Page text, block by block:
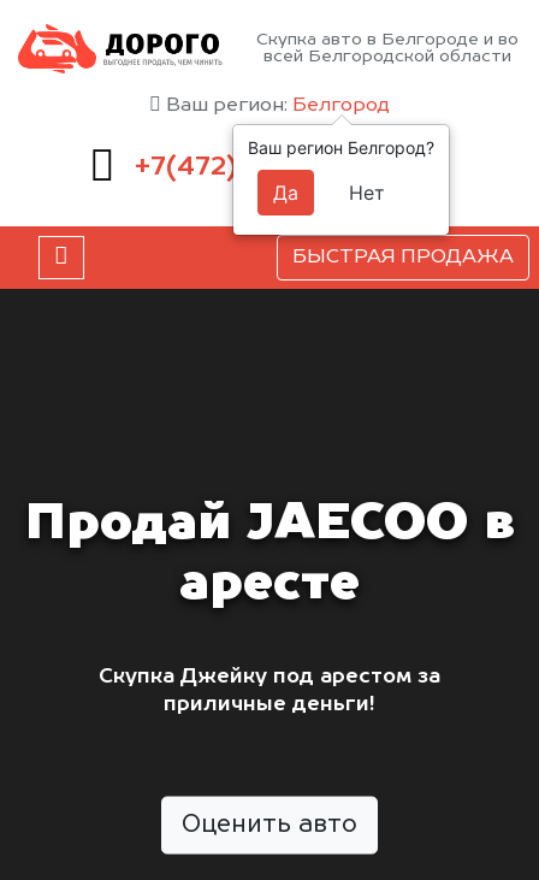
Скупка авто в Белгороде и во
всей Белгородской области
Ваш регион: Белгород
+7(472) 220-54-52
БЫСТРАЯ ПРОДАЖА
Продай JAECOO в
аресте
Скупка Джейку под арестом за
приличные деньги!
Оценить авто
Ваш регион Белгород?
Да Нет